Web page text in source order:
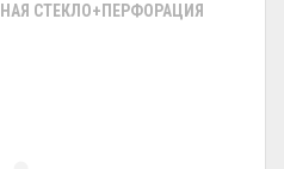
СТЕКЛО+ПЕРФОРАЦИЯ